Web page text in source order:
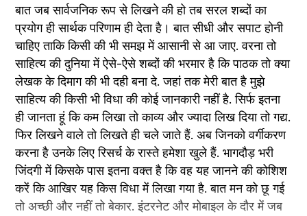
बात जब सार्वजनिक रूप से लिखने की हो तब सरल शब्दों का
प्रयोग ही सार्थक परिणाम ही देता है। बात सीधी और सपाट होनी
चाहिए ताकि किसी की भी समझ में आसानी से आ जाए. वरना तो
साहित्य की दुनिया में ऐसे-ऐसे शब्दों की भरमार है कि पाठक तो क्या
लेखक के दिमाग की भी दही बना दे. जहां तक मेरी बात है मुझे
साहित्य की किसी भी विधा की कोई जानकारी नहीं है. सिर्फ इतना
ही जानता हूं कि कम लिखा तो काव्य और ज्यादा लिख दिया तो गद्य.
फिर लिखने वाले तो लिखते ही चले जाते हैं. अब जिनको वर्गीकरण
करना है उनके लिए रिसर्च के रास्ते हमेशा खुले हैं. भागदौड़ भरी
जिंदगी में किसके पास इतना वक्त है कि वह यह जानने की कोशिश
करें कि आखिर यह किस विधा में लिखा गया है. बात मन को छू गई
तो अच्छी और नहीं तो बेकार. इंटरनेट और मोबाइल के दौर में जब